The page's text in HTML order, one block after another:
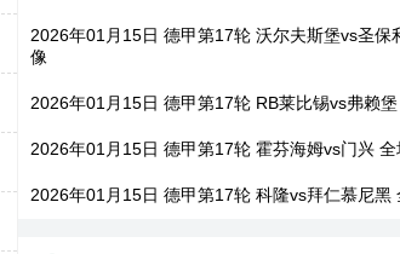
2026年01月15日 德甲第17轮 沃尔夫斯堡vs圣保
像
2026年01月15日 德甲第17轮 RB莱比锡vs弗赖
2026年01月15日 德甲第17轮 霍芬海姆vs门兴 全
2026年01月15日 德甲第17轮 科隆vs拜仁慕尼黑